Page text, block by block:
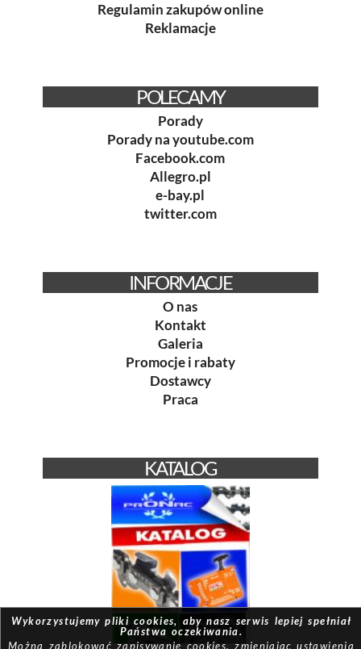
Regulamin zakupów online
Reklamacje
POLECAMY
Porady
Porady na youtube.com
Facebook.com
Allegro.pl
e-bay.pl
twitter.com
INFORMACJE
O nas
Kontakt
Galeria
Promocje i rabaty
Dostawcy
Praca
KATALOG
Wykorzystujemy pliki cookies, aby nasz serwis lepiej spełniał
Państwa oczekiwania.
Można zablokować zapisywanie cookies, zmieniając ustawienia